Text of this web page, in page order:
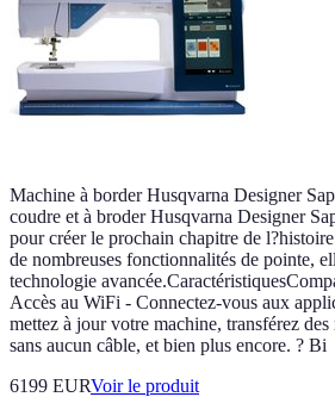
Machine à border Husqvarna Designer
coudre et à broder Husqvarna Designer
pour créer le prochain chapitre de
de nombreuses fonctionnalités de pointe,
technologie
Accès au WiFi - Connectez-vous aux
mettez à jour votre machine, transférez
sans aucun câble, et bien plus encore. ? Bi
6199 EURVoir le produit